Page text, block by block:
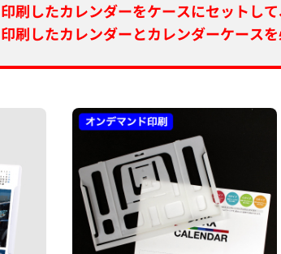
したカレンダーをケースにセットして
したカレンダーとカレンダーケースを